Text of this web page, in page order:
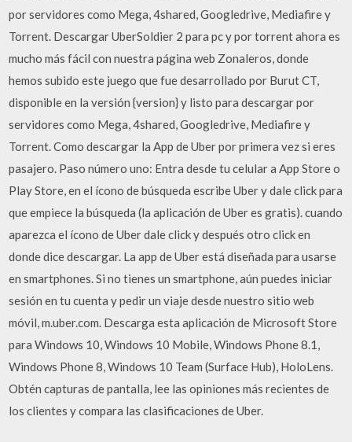
por servidores como Mega, 4shared, Googledrive, Mediafire y
Torrent. Descargar UberSoldier 2 para pc y por torrent ahora es
mucho más fácil con nuestra página web Zonaleros, donde
hemos subido este juego que fue desarrollado por Burut CT,
disponible en la versión {version} y listo para descargar por
servidores como Mega, 4shared, Googledrive, Mediafire y
Torrent. Como descargar la App de Uber por primera vez si eres
pasajero. Paso número uno: Entra desde tu celular a App Store o
Play Store, en el ícono de búsqueda escribe Uber y dale click para
que empiece la búsqueda (la aplicación de Uber es gratis). cuando
aparezca el ícono de Uber dale click y después otro click en
donde dice descargar. La app de Uber está diseñada para usarse
en smartphones. Si no tienes un smartphone, aún puedes iniciar
sesión en tu cuenta y pedir un viaje desde nuestro sitio web
móvil, m.uber.com. Descarga esta aplicación de Microsoft Store
para Windows 10, Windows 10 Mobile, Windows Phone 8.1,
Windows Phone 8, Windows 10 Team (Surface Hub), HoloLens.
Obtén capturas de pantalla, lee las opiniones más recientes de
los clientes y compara las clasificaciones de Uber.